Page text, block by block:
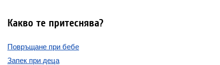
Какво те притеснява?
Повръщане при бебе
Запек при деца